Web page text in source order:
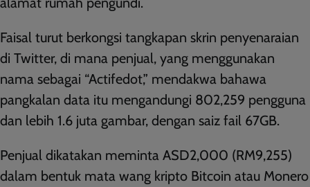
Faisal turut berkongsi tangkapan skrin penyenaraian
di Twitter, di mana penjual, yang menggunakan
nama sebagai “Actifedot,” mendakwa bahawa
pangkalan data itu mengandungi 802,259 pengguna
dan lebih 1.6 juta gambar, dengan saiz fail 67GB.
Penjual dikatakan meminta ASD2,000 (RM9,255)
dalam bentuk mata wang kripto Bitcoin atau Monero